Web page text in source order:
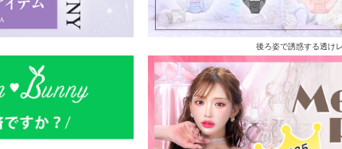
後ろ姿で誘惑する透け